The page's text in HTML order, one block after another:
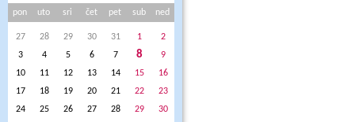
pon uto sri čet pet sub ned
27 28 29 30 31 1
2
3
4 5 6 7 8
9
10
11 12 13 14 15
16
17
18 19 20 21 22
23
24
25 26 27 28 29
30